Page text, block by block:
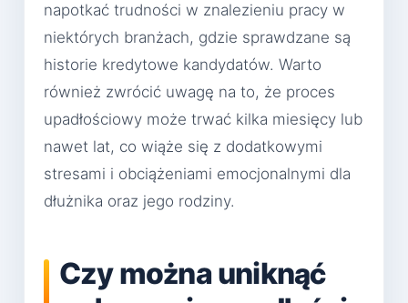
napotkać trudności w znalezieniu pracy w
niektórych branżach, gdzie sprawdzane są
historie kredytowe kandydatów. Warto
również zwrócić uwagę na to, że proces
upadłościowy może trwać kilka miesięcy lub
nawet lat, co wiąże się z dodatkowymi
stresami i obciążeniami emocjonalnymi dla
dłużnika oraz jego rodziny.
Czy można uniknąć